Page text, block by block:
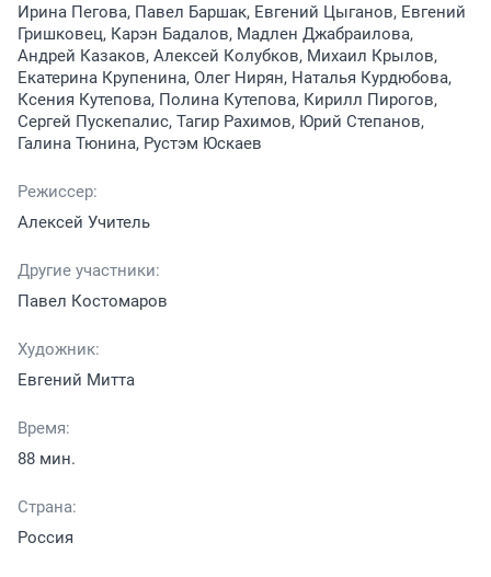
Ирина Пегова, Павел Баршак, Евгений Цыганов, Евгений
Гришковец, Карэн Бадалов, Мадлен Джабраилова,
Андрей Казаков, Алексей Колубков, Михаил Крылов,
Екатерина Крупенина, Олег Нирян, Наталья Курдюбова,
Ксения Кутепова, Полина Кутепова, Кирилл Пирогов,
Сергей Пускепалис, Тагир Рахимов, Юрий Степанов,
Галина Тюнина, Рустэм Юскаев
Режиссер:
Алексей Учитель
Другие участники:
Павел Костомаров
Художник:
Евгений Митта
Время:
88 мин.
Страна:
Россия